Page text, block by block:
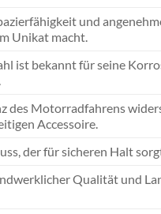
und
Unikat macht.
ist bekannt für seine
des Motorradfahrens
Accessoire.
der für sicheren Halt
Qualität und